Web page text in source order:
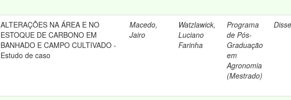
ALTERAÇÕES NA ÁREA E NO
ESTOQUE DE CARBONO EM
BANHADO E CAMPO CULTIVADO -
Estudo de caso
Macedo,
Jairo
Watzlawick,
Luciano
Farinha
Programa
de Pós-
Graduação
em
Agronomia
(Mestrado)